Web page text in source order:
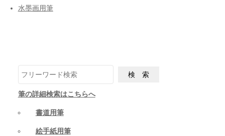
水墨画用筆
筆の詳細検索はこちらへ
書道用筆
絵手紙用筆